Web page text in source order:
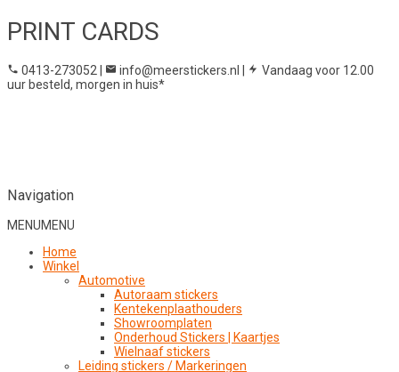
PRINT CARDS
0413-273052 | info@meerstickers.nl |
Vandaag voor 12.00
uur besteld, morgen in huis*
Navigation
MENUMENU
Home
Winkel
Automotive
Autoraam stickers
Kentekenplaathouders
Showroomplaten
Onderhoud Stickers | Kaartjes
Wielnaaf stickers
Leiding stickers / Markeringen